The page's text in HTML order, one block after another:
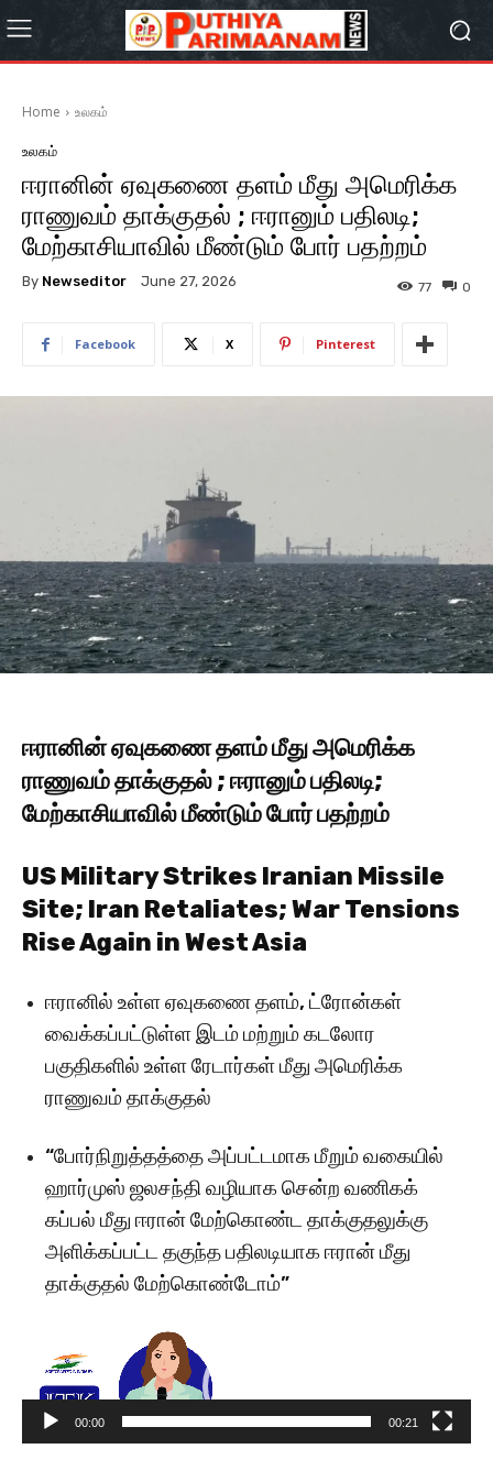
Home உலகம்
உலகம்
ஈரானின் ஏவுகணை தளம் மீது அமெரிக்க
ராணுவம் தாக்குதல் ; ஈரானும் பதிலடி;
மேற்காசியாவில் மீண்டும் போர் பதற்றம்
By Newseditor June 27, 2026 0
77
Facebook X Pinterest
ஈரானின் ஏவுகணை தளம் மீது அமெரிக்க
ராணுவம் தாக்குதல் ; ஈரானும் பதிலடி;
மேற்காசியாவில் மீண்டும் போர் பதற்றம்
US Military Strikes Iranian Missile
Site; Iran Retaliates; War Tensions
Rise Again in West Asia
ஈரானில் உள்ள ஏவுகணை தளம், ட்ரோன்கள்
வைக்கப்பட்டுள்ள இடம் மற்றும் கடலோர
பகுதிகளில் உள்ள ரேடார்கள் மீது அமெரிக்க
ராணுவம் தாக்குதல்
“போர்நிறுத்தத்தை அப்பட்டமாக மீறும் வகையில்
ஹார்முஸ் ஜலசந்தி வழியாக சென்ற வணிகக்
கப்பல் மீது ஈரான் மேற்கொண்ட தாக்குதலுக்கு
அளிக்கப்பட்ட தகுந்த பதிலடியாக ஈரான் மீது
தாக்குதல் மேற்கொண்டோம்”
o
00:00 00:21